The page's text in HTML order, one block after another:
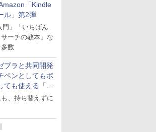
「Kindle
ル」第2弾
門」「いちばん
ーチの教本」な
数
ブラと共同開発
ペンとしてもボ
ても使える「ス
ウェイ」発売
、持ち替えずに